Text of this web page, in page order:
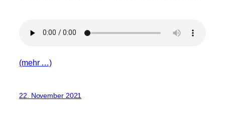
(mehr …)
22. November 2021